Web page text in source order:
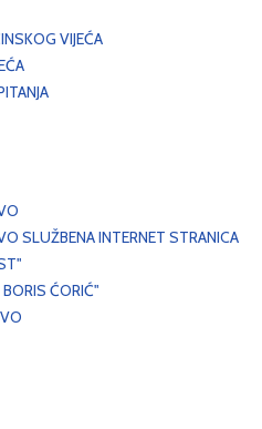
VIJEĆA
SLUŽBENA INTERNET STRANICA
ĆORIĆ"